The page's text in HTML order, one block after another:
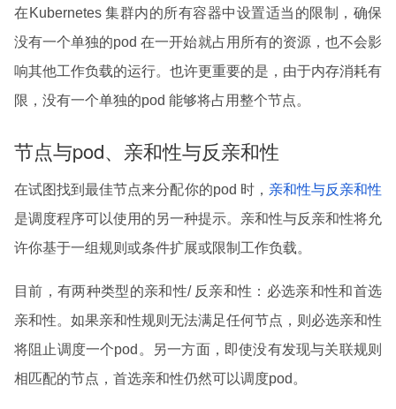
在Kubernetes 集群内的所有容器中设置适当的限制，确保
没有一个单独的pod 在一开始就占用所有的资源，也不会影
响其他工作负载的运行。也许更重要的是，由于内存消耗有
限，没有一个单独的pod 能够将占用整个节点。
节点与pod、亲和性与反亲和性
在试图找到最佳节点来分配你的pod 时， 亲和性与反亲和性
是调度程序可以使用的另一种提示。亲和性与反亲和性将允
许你基于一组规则或条件扩展或限制工作负载。
目前，有两种类型的亲和性/ 反亲和性：必选亲和性和首选
亲和性。如果亲和性规则无法满足任何节点，则必选亲和性
将阻止调度一个pod。另一方面，即使没有发现与关联规则
相匹配的节点，首选亲和性仍然可以调度pod。